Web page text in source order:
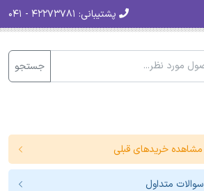
پشتیبانی:
جستجو
مشاهده خریدهای قبلی
سوالات متداول